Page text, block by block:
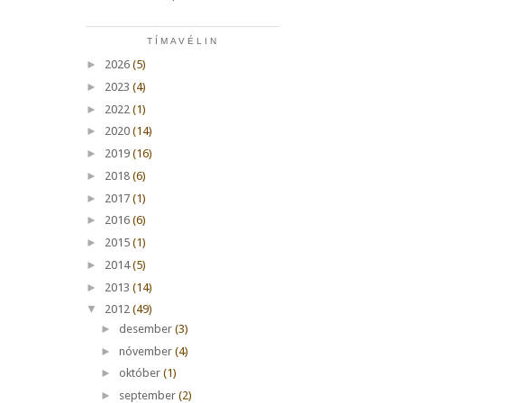
TÍMAVÉLIN
► 2026 (5)
► 2023 (4)
► 2022 (1)
► 2020 (14)
► 2019 (16)
► 2018 (6)
► 2017 (1)
► 2016 (6)
► 2015 (1)
► 2014 (5)
► 2013 (14)
▼
2012 (49)
► desember (3)
► nóvember (4)
► október (1)
► september (2)